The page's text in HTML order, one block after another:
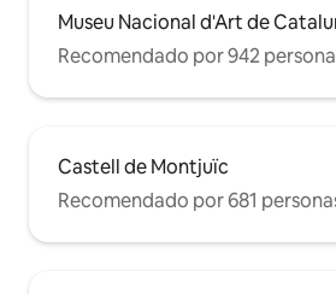
Museu Nacional d'Art de
Recomendado por 942
Castell de Montjuïc
Recomendado por 681